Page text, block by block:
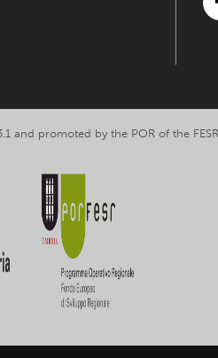
and promoted by the POR of the